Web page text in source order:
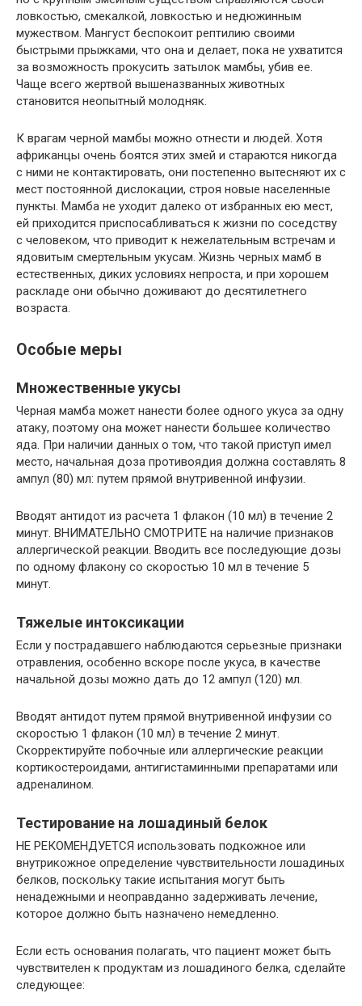
ловкостью, смекалкой, ловкостью и недюжинным
мужеством. Мангуст беспокоит рептилию своими
быстрыми прыжками, что она и делает, пока не ухватится
за возможность прокусить затылок мамбы, убив ее.
Чаще всего жертвой вышеназванных животных
становится неопытный молодняк.
К врагам черной мамбы можно отнести и людей. Хотя
африканцы очень боятся этих змей и стараются никогда
с ними не контактировать, они постепенно вытесняют их с
мест постоянной дислокации, строя новые населенные
пункты. Мамба не уходит далеко от избранных ею мест,
ей приходится приспосабливаться к жизни по соседству
с человеком, что приводит к нежелательным встречам и
ядовитым смертельным укусам. Жизнь черных мамб в
естественных, диких условиях непроста, и при хорошем
раскладе они обычно доживают до десятилетнего
возраста.
Особые меры
Множественные укусы
Черная мамба может нанести более одного укуса за одну
атаку, поэтому она может нанести большее количество
яда. При наличии данных о том, что такой приступ имел
место, начальная доза противоядия должна составлять 8
ампул (80) мл: путем прямой внутривенной инфузии.
Вводят антидот из расчета 1 флакон (10 мл) в течение 2
минут. ВНИМАТЕЛЬНО СМОТРИТЕ на наличие признаков
аллергической реакции. Вводить все последующие дозы
по одному флакону со скоростью 10 мл в течение 5
минут.
Тяжелые интоксикации
Если у пострадавшего наблюдаются серьезные признаки
отравления, особенно вскоре после укуса, в качестве
начальной дозы можно дать до 12 ампул (120) мл.
Вводят антидот путем прямой внутривенной инфузии со
скоростью 1 флакон (10 мл) в течение 2 минут.
Скорректируйте побочные или аллергические реакции
кортикостероидами, антигистаминными препаратами или
адреналином.
Тестирование на лошадиный белок
НЕ РЕКОМЕНДУЕТСЯ использовать подкожное или
внутрикожное определение чувствительности лошадиных
белков, поскольку такие испытания могут быть
ненадежными и неоправданно задерживать лечение,
которое должно быть назначено немедленно.
Если есть основания полагать, что пациент может быть
чувствителен к продуктам из лошадиного белка, сделайте
следующее: